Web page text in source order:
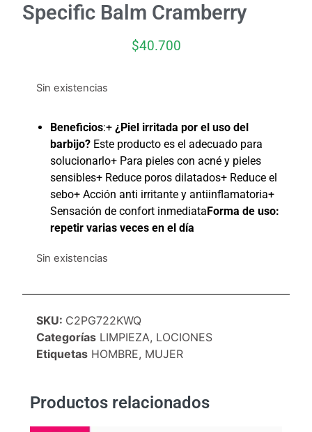
Specific Balm Cramberry
$40.700
Sin existencias
Beneficios:+¿Piel irritada por el uso del
barbijo? Este producto es el adecuado para
solucionarlo+ Para pieles con acné y pieles
sensibles+ Reduce poros dilatados+ Reduce el
sebo+ Acción anti irritante y antiinflamatoria+
Sensación de confort inmediata Forma de uso:
repetir varias veces en el día
Sin existencias
SKU: C2PG722KWQ
Categorías LIMPIEZA, LOCIONES
Etiquetas HOMBRE, MUJER
Productos relacionados